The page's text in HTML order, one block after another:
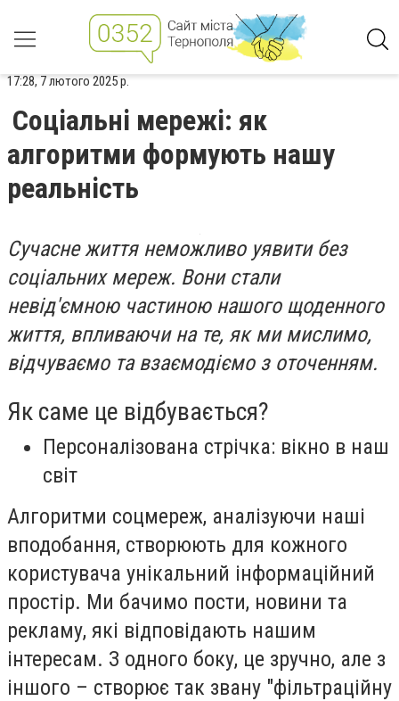
17:28, 7 лютого 2025 р.
Соціальні мережі: як
алгоритми формують нашу
реальність
Сучасне життя неможливо уявити без
соціальних мереж. Вони стали
невід'ємною частиною нашого щоденного
життя, впливаючи на те, як ми мислимо,
відчуваємо та взаємодіємо з оточенням.
Як саме це відбувається?
Персоналізована стрічка: вікно в наш
світ
Алгоритми соцмереж, аналізуючи наші
вподобання, створюють для кожного
користувача унікальний інформаційний
простір. Ми бачимо пости, новини та
рекламу, які відповідають нашим
інтересам. З одного боку, це зручно, але з
іншого – створює так звану "фільтраційну